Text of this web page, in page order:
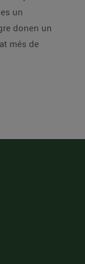
un
donen un
més de